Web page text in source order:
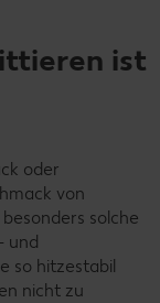
ist
oder
von
solche
und
so hitzestabil
nicht zu